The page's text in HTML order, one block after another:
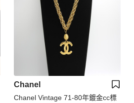
Chanel
Chanel Vintage 71-80年鍍金cc標